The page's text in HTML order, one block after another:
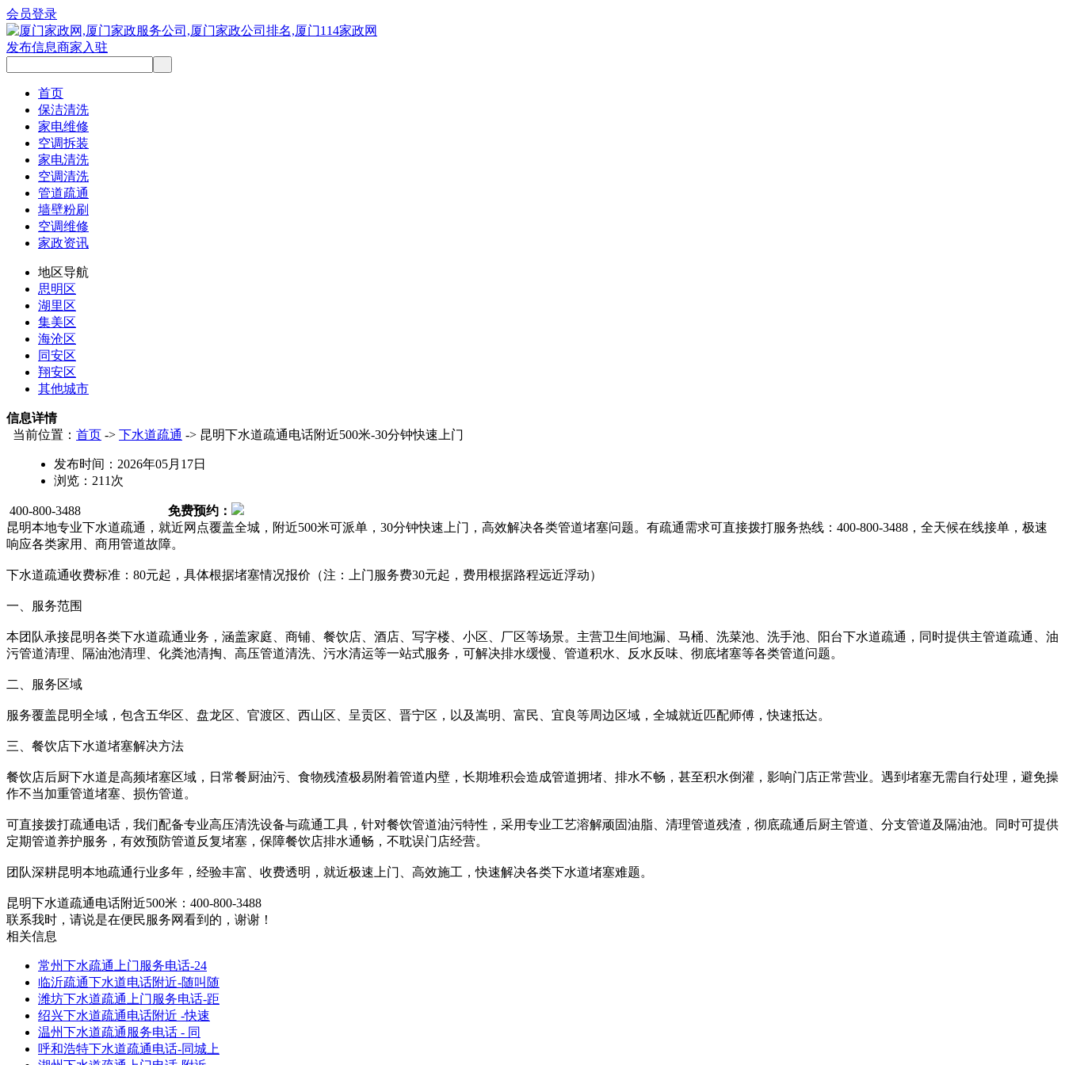
会员登录
发布信息商家入驻
首页
保洁清洗
家电维修
空调拆装
家电清洗
空调清洗
管道疏通
墙壁粉刷
空调维修
家政资讯
地区导航
思明区
湖里区
集美区
海沧区
同安区
翔安区
其他城市
信息详情
当前位置： 首页 -> 下水道疏通 -> 昆明下水道疏通电话附近500米-30分钟快速上门
发布时间： 2026年05月17日
浏览： 211 次
400-800-3488
免费预约：
昆明本地专业下水道疏通，就近网点覆盖全城，附近500米可派单，30分钟快速上门，高效解决各类管道堵塞问题。有疏通需求可直接拨打服务热线：400-800-3488，全天候在线接单，极速
响应各类家用、商用管道故障。
下水道疏通收费标准：80元起，具体根据堵塞情况报价（注：上门服务费30元起，费用根据路程远近浮动）
一、服务范围
本团队承接昆明各类下水道疏通业务，涵盖家庭、商铺、餐饮店、酒店、写字楼、小区、厂区等场景。主营卫生间地漏、马桶、洗菜池、洗手池、阳台下水道疏通，同时提供主管道疏通、油
污管道清理、隔油池清理、化粪池清掏、高压管道清洗、污水清运等一站式服务，可解决排水缓慢、管道积水、反水反味、彻底堵塞等各类管道问题。
二、服务区域
服务覆盖昆明全域，包含五华区、盘龙区、官渡区、西山区、呈贡区、晋宁区，以及嵩明、富民、宜良等周边区域，全城就近匹配师傅，快速抵达。
三、餐饮店下水道堵塞解决方法
餐饮店后厨下水道是高频堵塞区域，日常餐厨油污、食物残渣极易附着管道内壁，长期堆积会造成管道拥堵、排水不畅，甚至积水倒灌，影响门店正常营业。遇到堵塞无需自行处理，避免操
作不当加重管道堵塞、损伤管道。
可直接拨打疏通电话，我们配备专业高压清洗设备与疏通工具，针对餐饮管道油污特性，采用专业工艺溶解顽固油脂、清理管道残渣，彻底疏通后厨主管道、分支管道及隔油池。同时可提供
定期管道养护服务，有效预防管道反复堵塞，保障餐饮店排水通畅，不耽误门店经营。
团队深耕昆明本地疏通行业多年，经验丰富、收费透明，就近极速上门、高效施工，快速解决各类下水道堵塞难题。
昆明下水道疏通电话附近500米：400-800-3488
联系我时，请说是在便民服务网看到的，谢谢！
相关信息
常州下水疏通上门服务电话-24
临沂疏通下水道电话附近-随叫随
潍坊下水道疏通上门服务电话-距
绍兴下水道疏通电话附近 -快速
温州下水道疏通服务电话 - 同
呼和浩特下水道疏通电话-同城上